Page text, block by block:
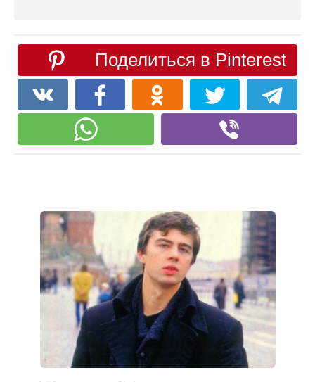
Поделиться в Pinterest